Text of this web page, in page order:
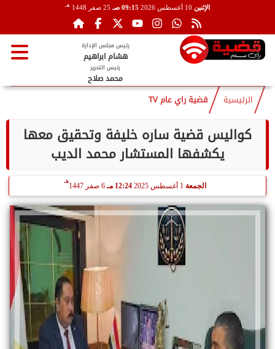
الإثنين 09:15 صـ 25 صفر 1448 هـ
رئيس مجلس الإدارة
هشام ابراهيم
رئيس التحرير
محمد صلاح
الرئيسية قضية راي عام TV
كواليس قضية ساره خليفة وتحقيق معها
يكشفها المستشار محمد الديب
الجمعة 12:24 مـ 6 صفر 1447
هـ